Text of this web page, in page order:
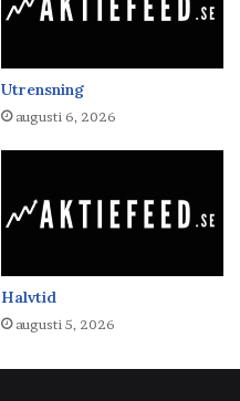
Utrensning
augusti 6, 2026
Halvtid
augusti 5, 2026